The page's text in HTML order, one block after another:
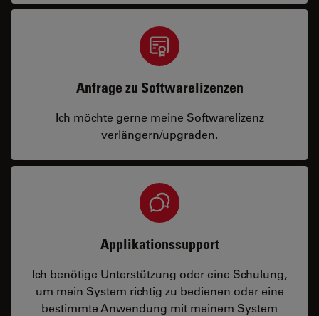
Anfrage zu Softwarelizenzen
Ich möchte gerne meine Softwarelizenz
verlängern/upgraden.
Applikationssupport
Ich benötige Unterstützung oder eine Schulung,
um mein System richtig zu bedienen oder eine
bestimmte Anwendung mit meinem System